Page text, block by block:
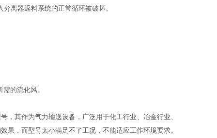
离器返料系统的正常循环被破坏。
的流化风。
，其作为气力输送设备，广泛用于化工行业、冶金行业、
果，而型号太小满足不了工况，不能适应工作环境要求。